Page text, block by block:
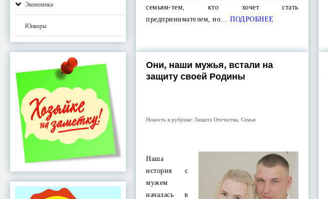
Экономика
Юнкоры
семьям-тем, кто хочет стать
предпринимателем, но… ПОДРОБНЕЕ
Они, наши мужья, встали на
защиту своей Родины
Новость в рубрике:Защита Отечества ,Семья
Наша
история с
мужем
началась в